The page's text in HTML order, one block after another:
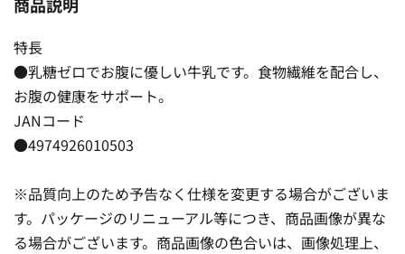
特長
●乳糖ゼロでお腹に優しい牛乳です。食物繊維を配合し、
お腹の健康をサポート。
JANコード
●4974926010503
※品質向上のため予告なく仕様を変更する場合がございま
す。パッケージのリニューアル等につき、商品画像が異な
る場合がございます。商品画像の色合いは、画像処理上、